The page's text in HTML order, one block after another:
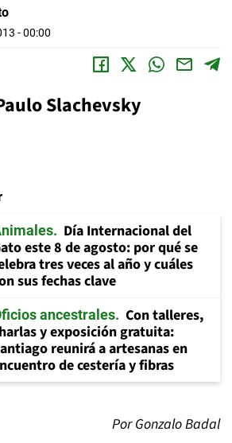
- 00:00
Slachevsky
Día Internacional del
este 8 de agosto: por qué se
tres veces al año y cuáles
sus fechas clave
ancestrales
Con talleres,
y exposición gratuita:
reunirá a artesanas en
de cestería y fibras
Por Gonzalo Badal